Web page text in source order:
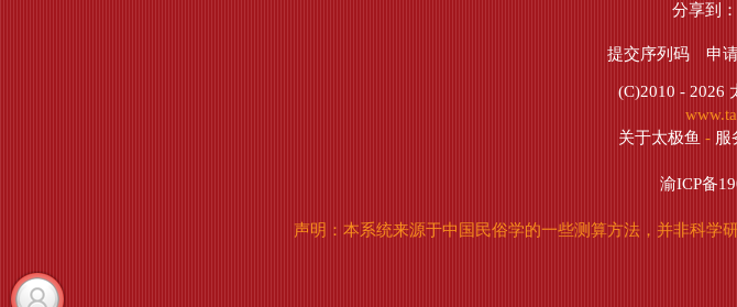
分享到：
提交序列码 申
(C)2010 - 2026
关于太极鱼 - 服
渝ICP备
声明：本系统来源于中国民俗学的一些测算方法，并非科学